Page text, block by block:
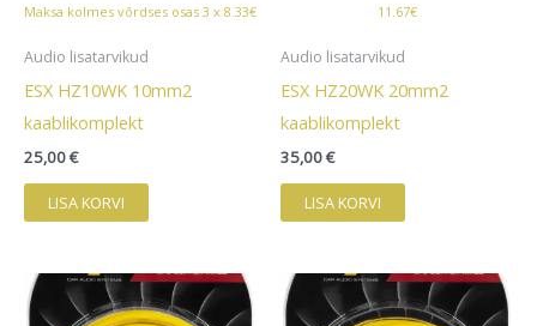
Maksa kolmes võrdses osas 3 x 8.33€
Audio lisatarvikud
ESX HZ10WK 10mm2
kaablikomplekt
25,00€
LISA KORVI
11.67€
Audio lisatarvikud
ESX HZ20WK 20mm2
kaablikomplekt
35,00€
LISA KORVI